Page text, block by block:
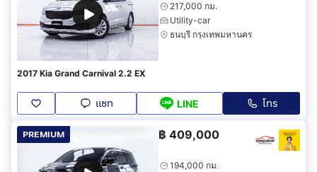
217,000 กม.
Utility-car
ธนบุรี กรุงเทพมหานคร
2017 Kia Grand Carnival 2.2 EX
แชท LINE โทร
PREMIUM ฿ 409,000
194,000 กม.